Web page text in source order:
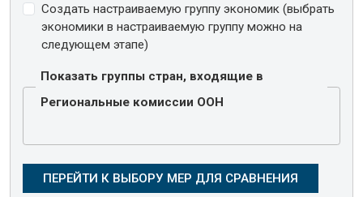
Создать настраиваемую группу экономик (выбрать
экономики в настраиваемую группу можно на
следующем этапе)
Показать группы стран, входящие в
Региональные комиссии ООН